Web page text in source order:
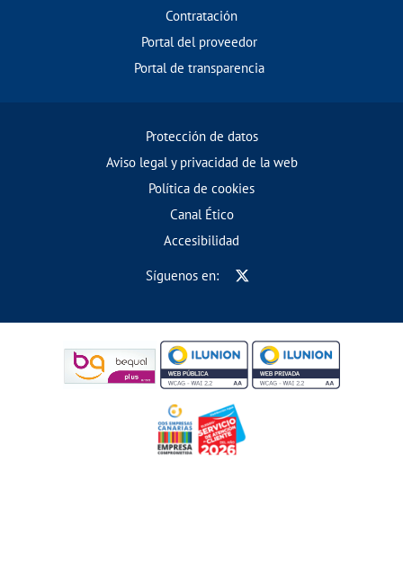
Contratación
Portal del proveedor
Portal de transparencia
Protección de datos
Aviso legal y privacidad de la web
Política de cookies
Canal Ético
Accesibilidad
Síguenos en: